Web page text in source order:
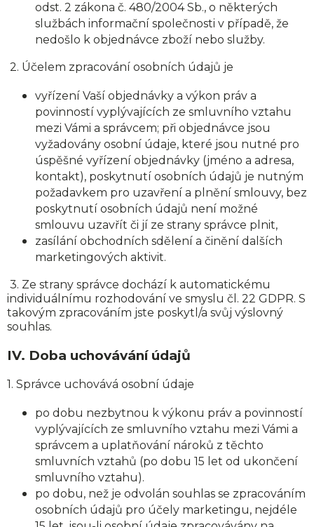
odst. 2 zákona č. 480/2004 Sb., o některých
službách informační společnosti v případě, že
nedošlo k objednávce zboží nebo služby.
2. Účelem zpracování osobních údajů je
vyřízení Vaší objednávky a výkon práv a
povinností vyplývajících ze smluvního vztahu
mezi Vámi a správcem; při objednávce jsou
vyžadovány osobní údaje, které jsou nutné pro
úspěšné vyřízení objednávky (jméno a adresa,
kontakt), poskytnutí osobních údajů je nutným
požadavkem pro uzavření a plnění smlouvy, bez
poskytnutí osobních údajů není možné
smlouvu uzavřít či jí ze strany správce plnit,
zasílání obchodních sdělení a činění dalších
marketingových aktivit.
3. Ze strany správce dochází k automatickému
individuálnímu rozhodování ve smyslu čl. 22 GDPR. S
takovým zpracováním jste poskytl/a svůj výslovný
souhlas.
IV. Doba uchovávání údajů
1. Správce uchovává osobní údaje
po dobu nezbytnou k výkonu práv a povinností
vyplývajících ze smluvního vztahu mezi Vámi a
správcem a uplatňování nároků z těchto
smluvních vztahů (po dobu 15 let od ukončení
smluvního vztahu).
po dobu, než je odvolán souhlas se zpracováním
osobních údajů pro účely marketingu, nejdéle